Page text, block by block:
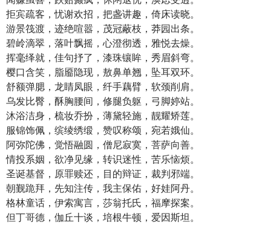
拒宾疏客，忧谢欢招，把盏讲趣，倚床读晓。
游景筏渡，迹绝喧嚣，茂冠蔽枝，莽园出条。
碧岭滴翠，落叶飘摇，心澄彻透，雅悦去燥。
挥毫绎就，佳句抒了，漆珠镶眸，秀眉斜弯。
樱口含笑，脂靥隐现，敖鼻单翘，坠耳双环。
舒额弹腮，龙睛凤眼，纤手藕臂，软颈削肩。
乌发比臀，酥胸腰间，修腿负躯，弓脚婷站。
沐浴洁身，梳妆乔扮，薄黛轻施，靓耀矫莲。
服锦饰佩，缤绫绣缎，赞叹称颂，宛若娥仙。
阿弥陀佛，觉悟融圆，僧尼寂寞，菩萨向善。
情投系姻，欲净见缘，转识迷性，苦乐恼烦。
圣诞基督，原罪赎还，目的辩证，裁判邪端。
朝觐跪拜，先知注传，我主保佑，好娃阿丹。
格林童话，伊索寓言，莎翁托氏，福摩探案。
但丁哥德，伽丘十谈，培根牛顿，爱因斯坦。